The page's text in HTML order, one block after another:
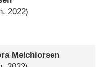
2022)
Melchiorsen